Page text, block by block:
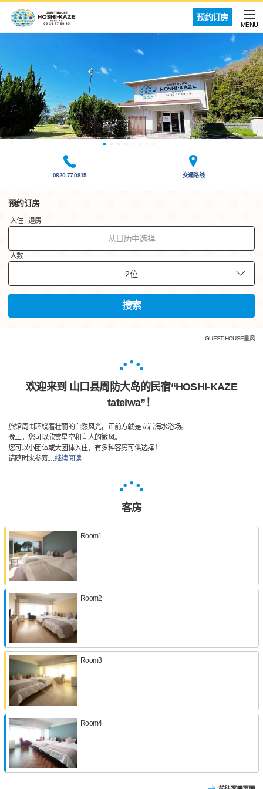
预约订房
MENU
0820-77-0815 交通路线
预约订房
入住 - 退房
从日历中选择
人数
搜索
GUEST HOUSE星风
欢迎来到 山口县周防大岛的民宿“HOSHI-KAZE
tateiwa”！
旅馆周围环绕着壮丽的自然风光，正前方就是立岩海水浴场。
晚上，您可以欣赏星空和宜人的微风。
您可以小团体或大团体入住，有多种客房可供选择！
请随时来参观…继续阅读
客房
Room1
Room2
Room3
Room4